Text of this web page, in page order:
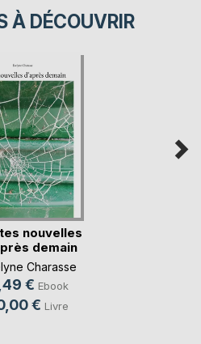
À DÉCOUVRIR
nouvelles
demain
Charasse
€ Ebook
€ Livre